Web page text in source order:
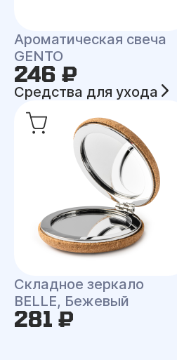
Ароматическая свеча
GENTO
246 ₽
Средства для ухода
Складное зеркало
BELLE, Бежевый
281 ₽